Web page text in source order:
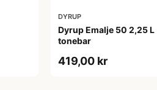
DYRUP
Dyrup Emalje 50 2,25 L
tonebar
419,00 kr